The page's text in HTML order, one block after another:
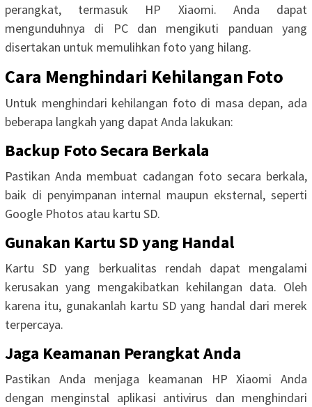
perangkat, termasuk HP Xiaomi. Anda dapat
mengunduhnya di PC dan mengikuti panduan yang
disertakan untuk memulihkan foto yang hilang.
Cara Menghindari Kehilangan Foto
Untuk menghindari kehilangan foto di masa depan, ada
beberapa langkah yang dapat Anda lakukan:
Backup Foto Secara Berkala
Pastikan Anda membuat cadangan foto secara berkala,
baik di penyimpanan internal maupun eksternal, seperti
Google Photos atau kartu SD.
Gunakan Kartu SD yang Handal
Kartu SD yang berkualitas rendah dapat mengalami
kerusakan yang mengakibatkan kehilangan data. Oleh
karena itu, gunakanlah kartu SD yang handal dari merek
terpercaya.
Jaga Keamanan Perangkat Anda
Pastikan Anda menjaga keamanan HP Xiaomi Anda
dengan menginstal aplikasi antivirus dan menghindari